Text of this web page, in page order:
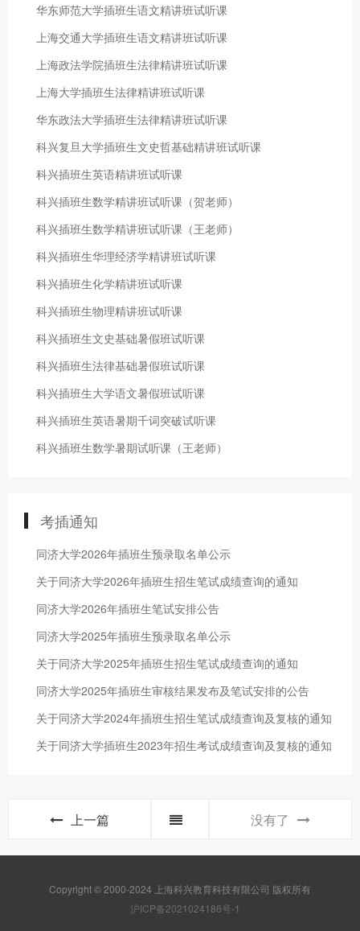
华东师范大学插班生语文精讲班试听课
上海交通大学插班生语文精讲班试听课
上海政法学院插班生法律精讲班试听课
上海大学插班生法律精讲班试听课
华东政法大学插班生法律精讲班试听课
科兴复旦大学插班生文史哲基础精讲班试听课
科兴插班生英语精讲班试听课
科兴插班生数学精讲班试听课（贺老师）
科兴插班生数学精讲班试听课（王老师）
科兴插班生华理经济学精讲班试听课
科兴插班生化学精讲班试听课
科兴插班生物理精讲班试听课
科兴插班生文史基础暑假班试听课
科兴插班生法律基础暑假班试听课
科兴插班生大学语文暑假班试听课
科兴插班生英语暑期千词突破试听课
科兴插班生数学暑期试听课（王老师）
考插通知
同济大学2026年插班生预录取名单公示
关于同济大学2026年插班生招生笔试成绩查询的通知
同济大学2026年插班生笔试安排公告
同济大学2025年插班生预录取名单公示
关于同济大学2025年插班生招生笔试成绩查询的通知
同济大学2025年插班生审核结果发布及笔试安排的公告
关于同济大学2024年插班生招生笔试成绩查询及复核的通知
关于同济大学插班生2023年招生考试成绩查询及复核的通知
上一篇 没有了
Copyright © 2000-2024 上海科兴教育科技有限公司 版权所有
沪ICP备2021024186号-1